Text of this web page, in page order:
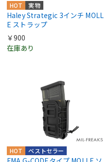
HOT 実物
Haley Strategic 3インチ MOLL
E ストラップ
￥900
在庫あり
HOT ベストセラー